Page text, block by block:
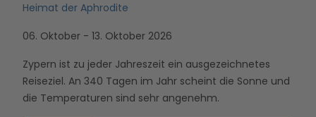
Heimat der Aphrodite
06. Oktober - 13. Oktober 2026
Zypern ist zu jeder Jahreszeit ein ausgezeichnetes
Reiseziel. An 340 Tagen im Jahr scheint die Sonne und
die Temperaturen sind sehr angenehm.